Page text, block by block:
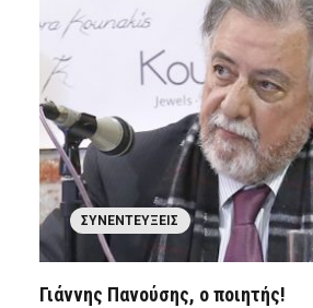
ΣΥΝΕΝΤΕΎΞΕΙΣ
Γιάννης Πανούσης, ο ποιητής!